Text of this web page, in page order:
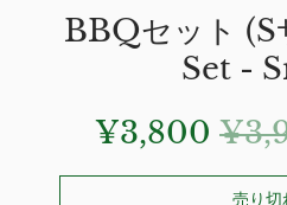
BBQセット
Set -
¥3,800